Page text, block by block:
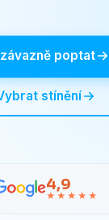
poptat
stínění
4,9
★★★★★